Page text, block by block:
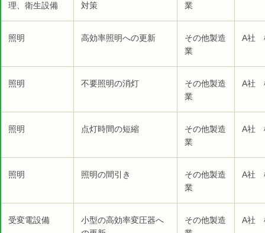
理、衛生設備
対策
業
照明 高効率照明への更新
その他製造
業
A社
照明 不要照明の消灯
その他製造
業
A社
照明 点灯時間の短縮
その他製造
業
A社
照明 照明の間引き
その他製造
業
A社
受変電設備
小型の高効率変圧器へ
その他製造
A社